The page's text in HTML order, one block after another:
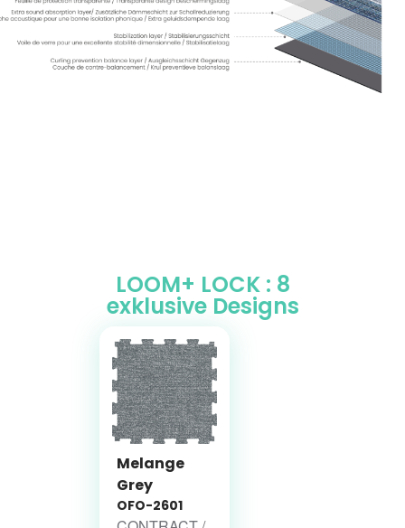
LOOM+ LOCK : 8
exklusive Designs
Melange
Grey
OFO-2601